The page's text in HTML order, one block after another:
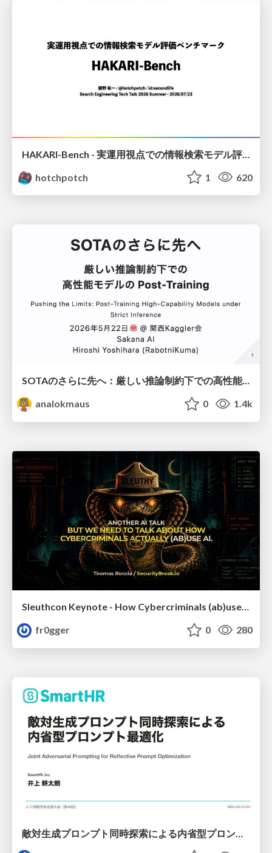
hotchpotch
1 620
SOTAのさらに先へ：厳しい推論制約下での高性能モデルのPost-Training
analokmaus
0 1.4k
Sleuthcon Keynote - How Cybercriminals (ab)use AI
fr0gger
0 280